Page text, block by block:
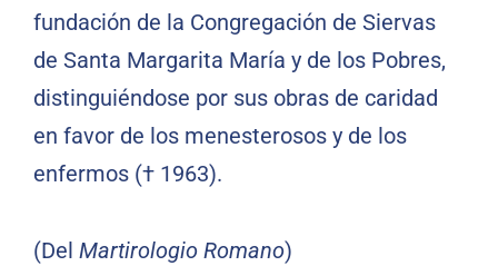
fundación de la Congregación de Siervas
de Santa Margarita María y de los Pobres,
distinguiéndose por sus obras de caridad
en favor de los menesterosos y de los
enfermos († 1963).
(Del Martirologio Romano)